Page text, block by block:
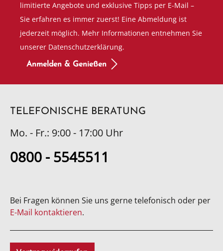
limitierte Angebote und exklusive Tipps per E-Mail –
Sie erfahren es immer zuerst! Eine Abmeldung ist
jederzeit möglich. Mehr Informationen entnehmen Sie
unserer Datenschutzerklärung.
Anmelden & Genießen
TELEFONISCHE BERATUNG
Mo. - Fr.: 9:00 - 17:00 Uhr
0800 - 5545511
Bei Fragen können Sie uns gerne telefonisch oder per
E-Mail kontaktieren.